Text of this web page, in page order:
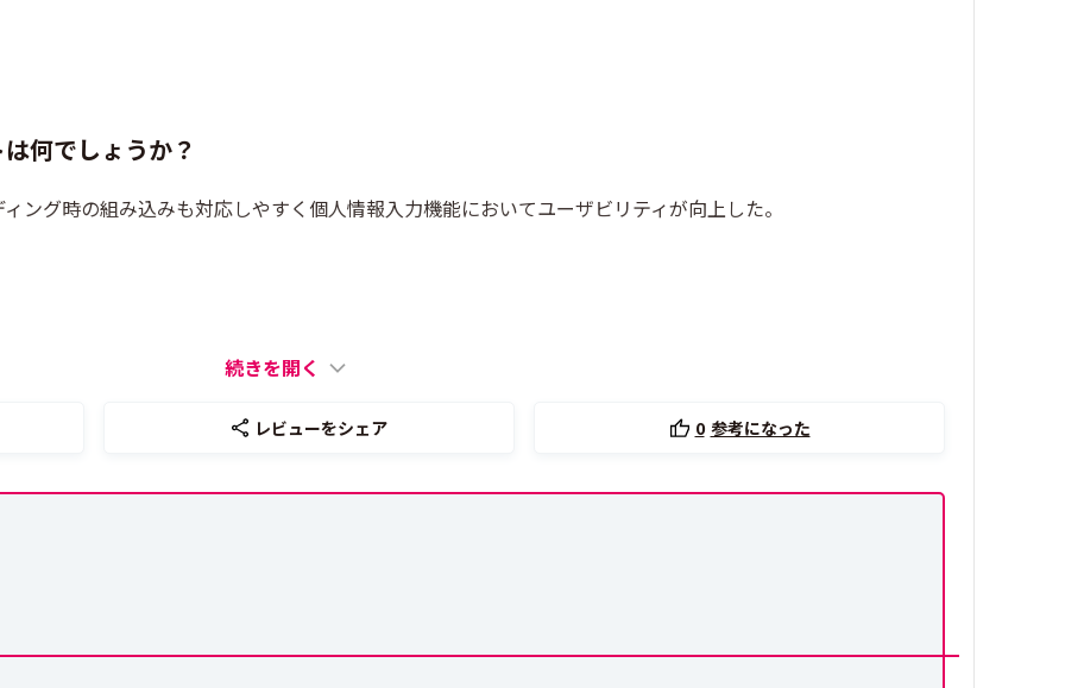
何でしょうか？
ング時の組み込みも対応しやすく個人情報入力機能においてユーザビリティが向上した。
続きを開く
レビューをシェア 0 参考になった